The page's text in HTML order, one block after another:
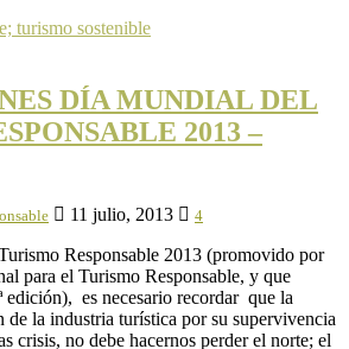
DÍA MUNDIAL DEL
2013 –
11 julio, 2013 4
Responsable 2013 (promovido por
para el Turismo Responsable, y que
edición), es necesario recordar que la
de la industria turística por su supervivencia
crisis, no debe hacernos perder el norte; el